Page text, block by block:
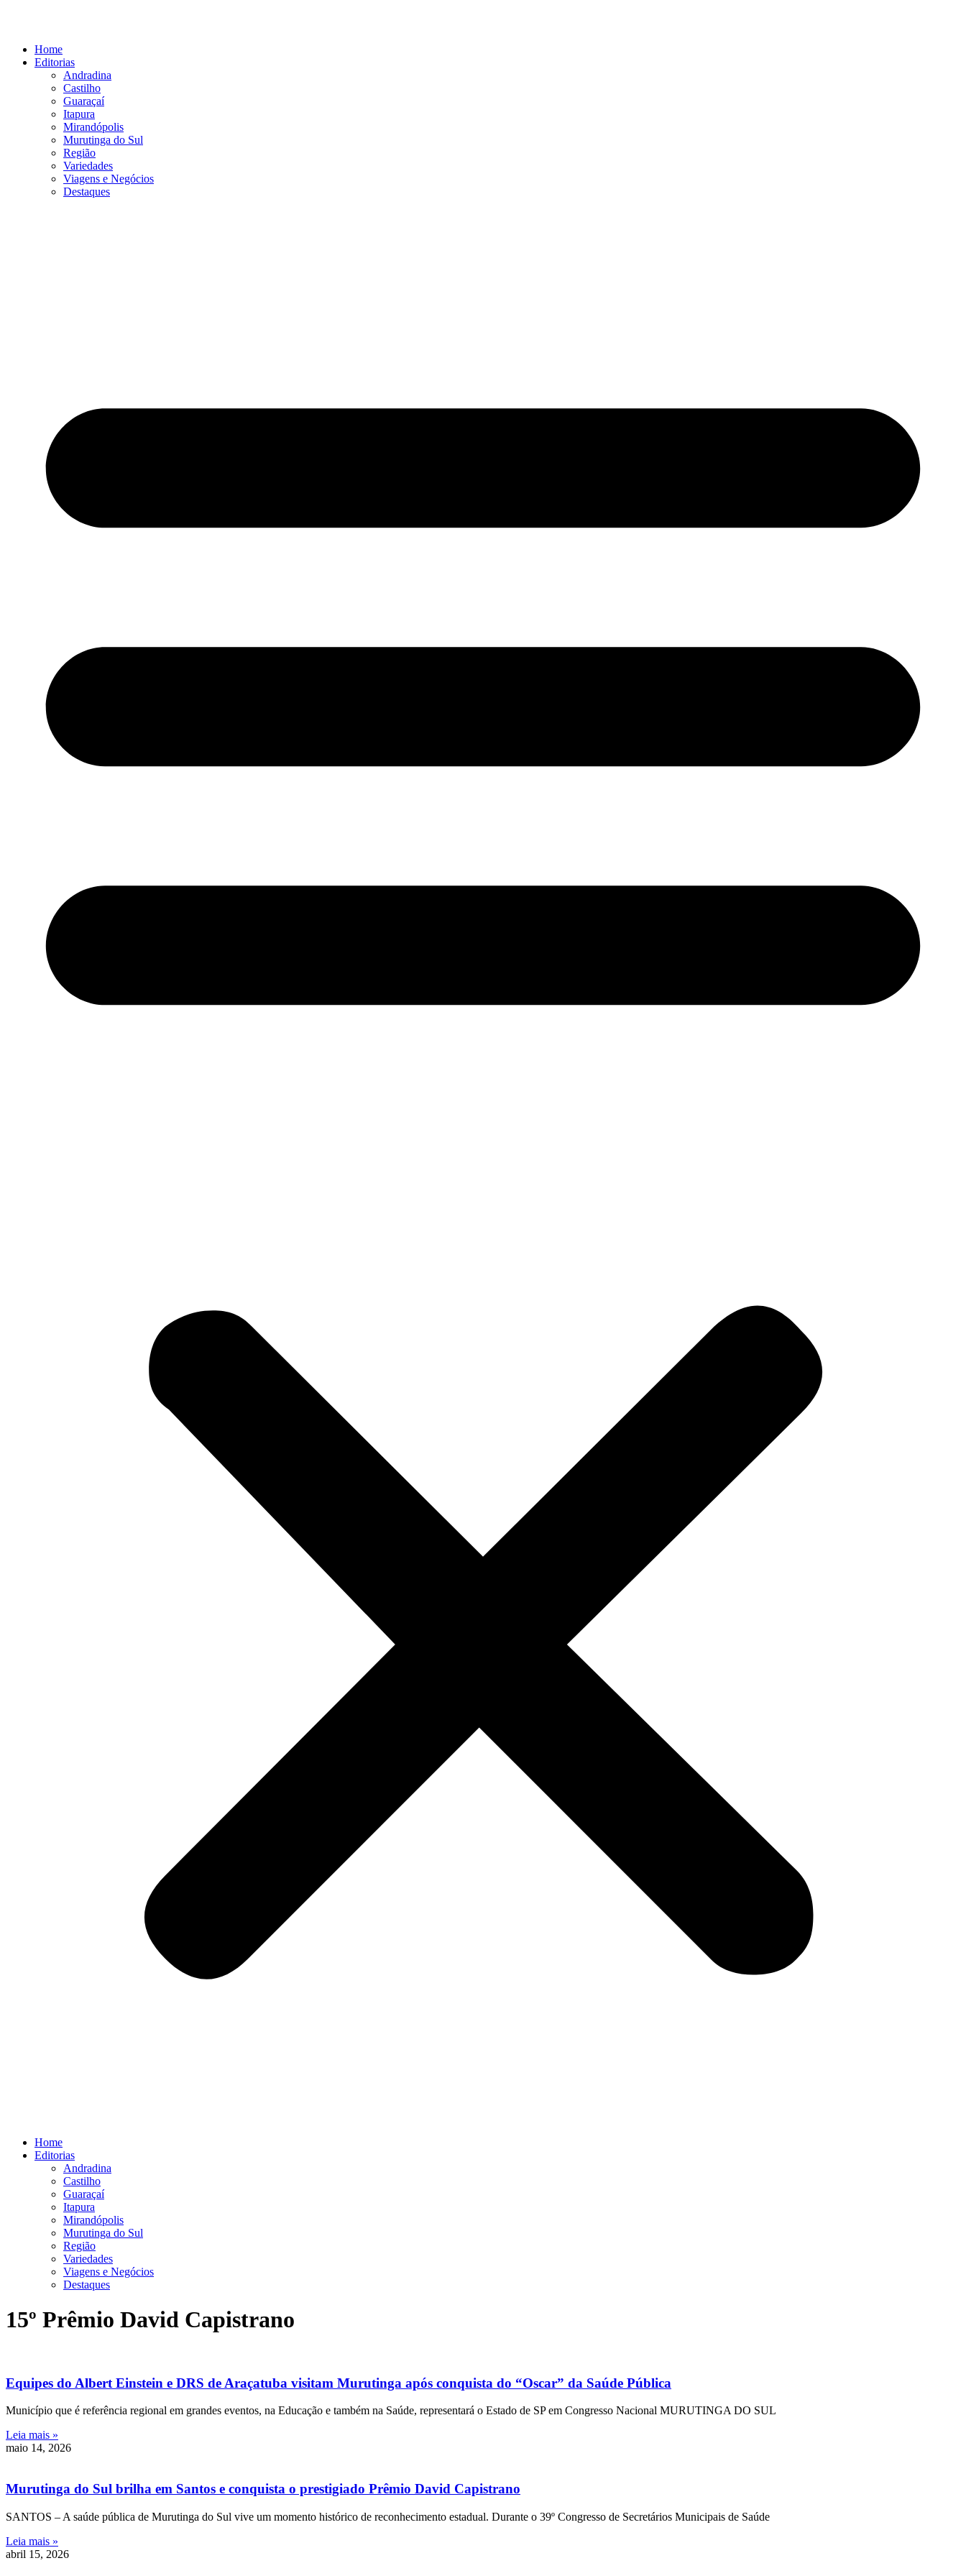
conteúdoHome
Editorias
Andradina
Castilho
Guaraçaí
Itapura
Mirandópolis
Murutinga do Sul
Região
Variedades
Viagens e Negócios
Destaques
Home
Editorias
Andradina
Castilho
Guaraçaí
Itapura
Mirandópolis
Murutinga do Sul
Região
Variedades
Viagens e Negócios
Destaques
15º Prêmio David Capistrano
Equipes do Albert Einstein e DRS de Araçatuba visitam Murutinga após conquista do “Oscar” da Saúde Pública
Município que é referência regional em grandes eventos, na Educação e também na Saúde, representará o Estado de SP em Congresso Nacional MURUTINGA DO SUL
Leia mais »
maio 14, 2026
Murutinga do Sul brilha em Santos e conquista o prestigiado Prêmio David Capistrano
SANTOS – A saúde pública de Murutinga do Sul vive um momento histórico de reconhecimento estadual. Durante o 39º Congresso de Secretários Municipais de Saúde
Leia mais »
abril 15, 2026